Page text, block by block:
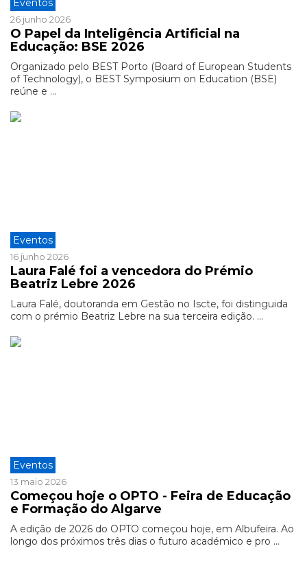
Eventos
26 junho 2026
O Papel da Inteligência Artificial na
Educação: BSE 2026
Organizado pelo BEST Porto (Board of European Students
of Technology), o BEST Symposium on Education (BSE)
reúne e ...
Eventos
16 junho 2026
Laura Falé foi a vencedora do Prémio
Beatriz Lebre 2026
Laura Falé, doutoranda em Gestão no Iscte, foi distinguida
com o prémio Beatriz Lebre na sua terceira edição. ...
Eventos
13 maio 2026
Começou hoje o OPTO - Feira de Educação
e Formação do Algarve
A edição de 2026 do OPTO começou hoje, em Albufeira. Ao
longo dos próximos três dias o futuro académico e pro ...